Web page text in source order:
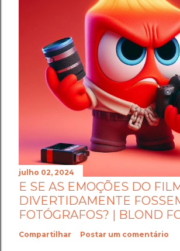
julho 02, 2024
E SE AS EMOÇÕES DO
DIVERTIDAMENTE
FOTÓGRAFOS? | BLOND
Compartilhar Postar um comentário